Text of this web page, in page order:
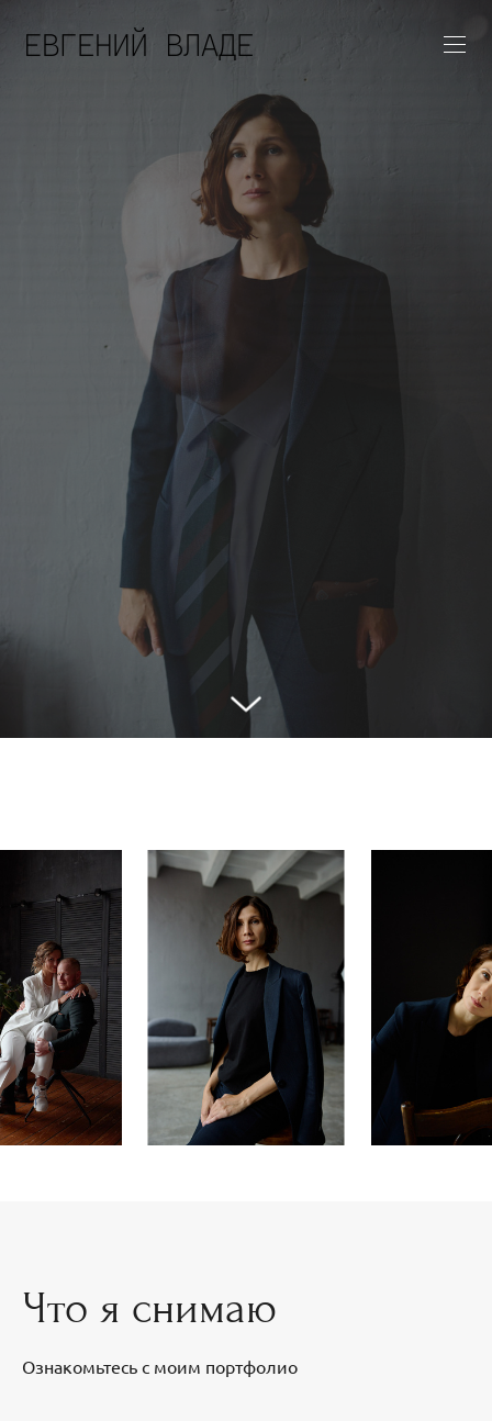
Что я снимаю
Ознакомьтесь с моим портфолио